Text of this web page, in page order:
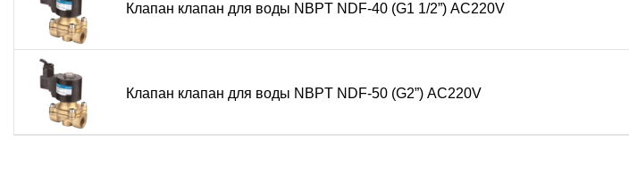
Клапан клапан для воды NBPT NDF-40 (G1 1/2”) АC220V
Клапан клапан для воды NBPT NDF-50 (G2”) АC220V